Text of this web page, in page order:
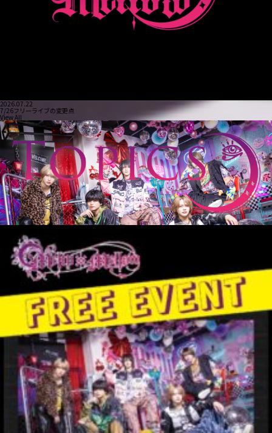
2026.07.22
7/26フリーライブの変更点
View All